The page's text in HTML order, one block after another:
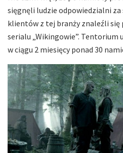
sięgnęli ludzie odpowiedzialni
klientów z tej branży znaleźli się
serialu „Wikingowie”. Tentorium
w ciągu 2 miesięcy ponad 30